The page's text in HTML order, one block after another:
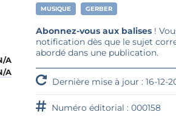
A
MUSIQUE GERBER
Abonnez-vous aux balises!
notification dès que le sujet
abordé dans une publication.
Dernière mise à jour : 16-12-
Numéro éditorial : 000158